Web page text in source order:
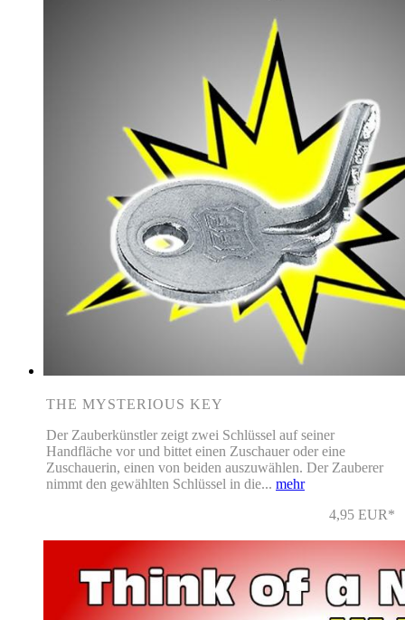
THE MYSTERIOUS KEY
Der Zauberkünstler zeigt zwei Schlüssel auf seiner
Handfläche vor und bittet einen Zuschauer oder eine
Zuschauerin, einen von beiden auszuwählen. Der Zauberer
nimmt den gewählten Schlüssel in die... mehr
4,95 EUR*